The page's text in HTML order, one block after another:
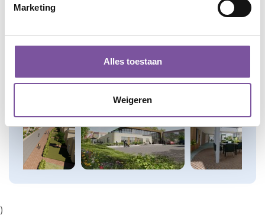
Marketing
Alles toestaan
Weigeren
Kaart
)